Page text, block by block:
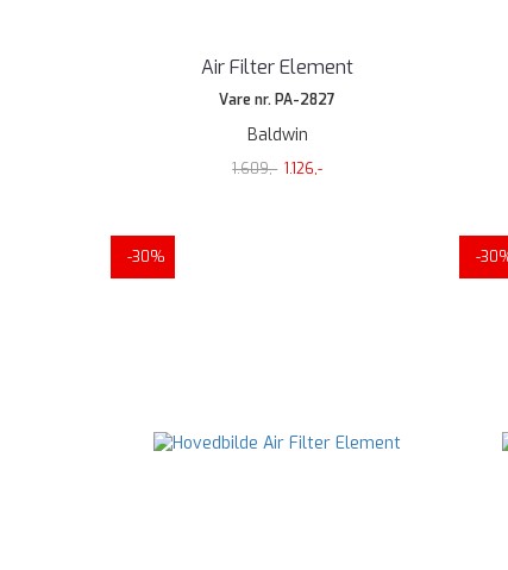
Air Filter Element
Vare nr. PA-2827
Baldwin
1.609,- 1.126,-
-30% -